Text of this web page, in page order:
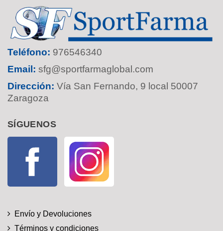
Teléfono: 976546340
Email: sfg@sportfarmaglobal.com
Dirección: Vía San Fernando, 9 local 50007
Zaragoza
SÍGUENOS
Facebook
Envío y Devoluciones
Términos y condiciones